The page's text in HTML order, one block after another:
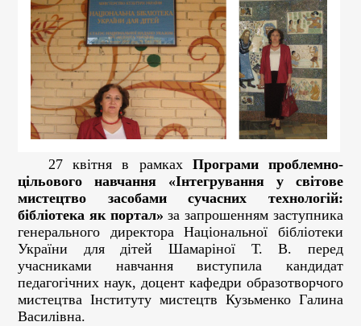
27 квітня в рамках Програми проблемно-
цільового навчання «Інтегрування у світове
мистецтво засобами сучасних технологій:
бібліотека як портал» за запрошенням заступника
генерального директора Національної бібліотеки
України для дітей Шамаріної Т. В. перед
учасниками навчання виступила кандидат
педагогічних наук, доцент кафедри образотворчого
мистецтва Інституту мистецтв Кузьменко Галина
Василівна.
портал»
запрошенням
заступника
генерального
директора
Національної
бібліотеки
дітей
Шамаріної
перед
учасниками
навчання
виступила